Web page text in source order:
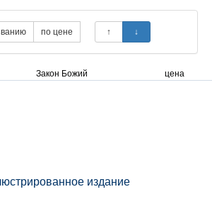
Закон Божий
цена
издание